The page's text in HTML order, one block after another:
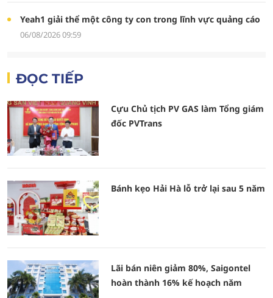
Yeah1 giải thể một công ty con trong lĩnh vực quảng cáo
06/08/2026 09:59
ĐỌC TIẾP
Cựu Chủ tịch PV GAS làm Tổng giám
đốc PVTrans
Bánh kẹo Hải Hà lỗ trở lại sau 5 năm
Lãi bán niên giảm 80%, Saigontel
hoàn thành 16% kế hoạch năm